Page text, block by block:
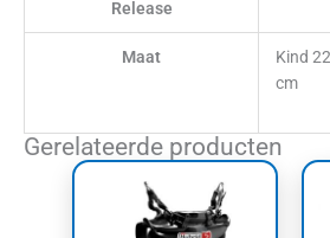
Release
Maat
Kind
cm
Gerelateerde producten
€1.593,57
tot
€1.677,06
product
heeft